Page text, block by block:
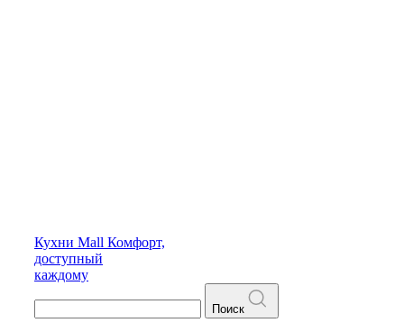
Кухни Mall Комфорт,
доступный
каждому
Поиск